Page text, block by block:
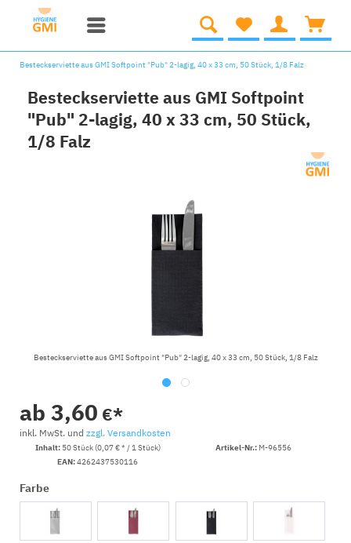
Besteckserviette aus GMI Softpoint "Pub" 2-lagig, 40 x 33 cm, 50 Stück, 1/8 Falz
Besteckserviette aus GMI Softpoint
"Pub" 2-lagig, 40 x 33 cm, 50 Stück,
1/8 Falz
Besteckserviette aus GMI Softpoint "Pub" 2-lagig, 40 x 33 cm, 50 Stück, 1/8 Falz
ab 3,60 €*
inkl. MwSt. und zzgl. Versandkosten
Inhalt: 50 Stück (0,07 € * / 1 Stück) Artikel-Nr.: M-96556
EAN:4262437530116
Farbe